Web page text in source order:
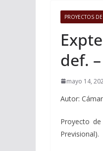
PROYECTOS
def.
mayo 14,
Autor:
Proyecto de
Previsional).